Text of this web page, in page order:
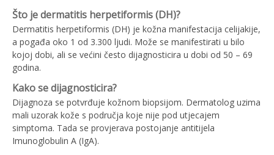
Što je dermatitis herpetiformis (DH)?
Dermatitis herpetiformis (DH) je kožna manifestacija celijakije,
a pogađa oko 1 od 3.300 ljudi. Može se manifestirati u bilo
kojoj dobi, ali se većini često dijagnosticira u dobi od 50 – 69
godina.
Kako se dijagnosticira?
Dijagnoza se potvrđuje kožnom biopsijom. Dermatolog uzima
mali uzorak kože s područja koje nije pod utjecajem
simptoma. Tada se provjerava postojanje antitijela
Imunoglobulin A (IgA).